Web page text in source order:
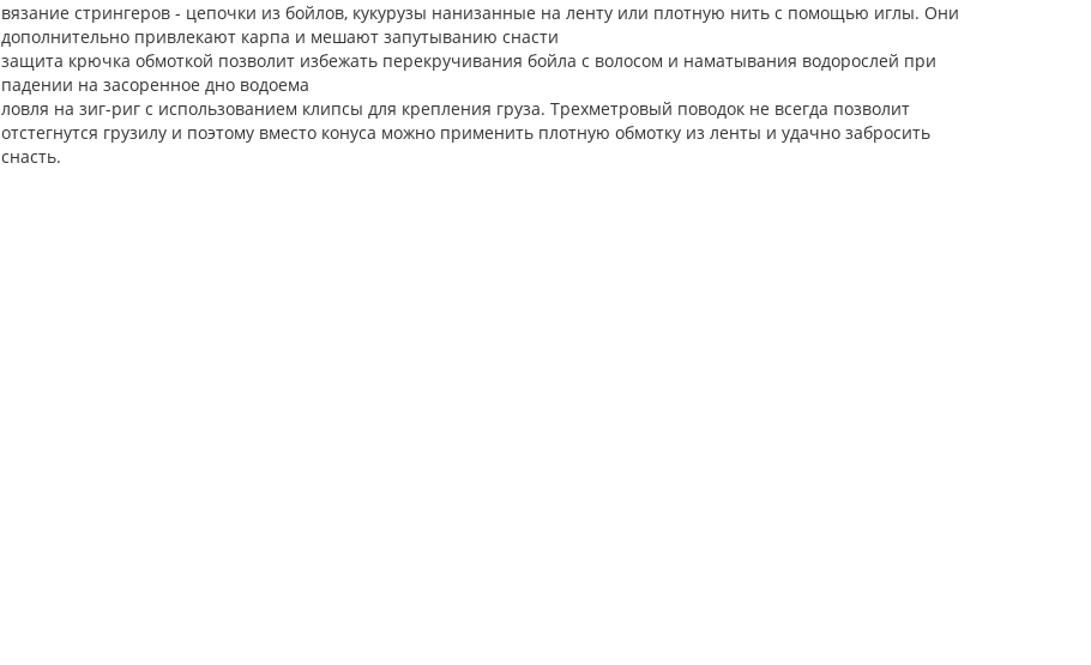
вязание стрингеров - цепочки из бойлов, кукурузы нанизанные на ленту или плотную нить с помощью иглы. Они
дополнительно привлекают карпа и мешают запутыванию снасти
защита крючка обмоткой позволит избежать перекручивания бойла с волосом и наматывания водорослей при
падении на засоренное дно водоема
ловля на зиг-риг с использованием клипсы для крепления груза. Трехметровый поводок не всегда позволит
отстегнутся грузилу и поэтому вместо конуса можно применить плотную обмотку из ленты и удачно забросить
снасть.